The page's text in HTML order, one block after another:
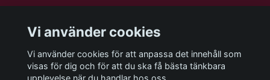
Vi använder cookies
Vi använder cookies för att anpassa det innehåll som
visas för dig och för att du ska få bästa tänkbara
upplevelse när du handlar hos oss.